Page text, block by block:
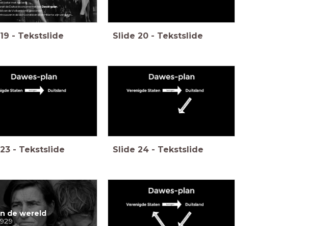
beter met het land:
de Duitse economie met hetDawesplan
lid van de Volkenbond geworden
in de democratie en lijken Hitler te zijn vergeten...
19 - Tekstslide Slide 20 - Tekstslide
23 - Tekstslide Slide 24 - Tekstslide
de wereld